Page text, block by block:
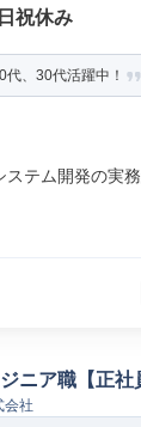
祝休み
、30代活躍中！
テム開発の実
ニア職【正社
会社